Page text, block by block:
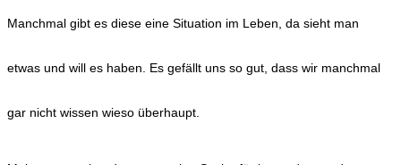
Manchmal gibt es diese eine Situation im Leben, da sieht man
etwas und will es haben. Es gefällt uns so gut, dass wir manchmal
gar nicht wissen wieso überhaupt.